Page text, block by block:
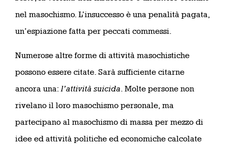
nel masochismo. L’insuccesso è una penalità pagata,
un’espiazione fatta per peccati commessi.
Numerose altre forme di attività masochistiche
possono essere citate. Sarà sufficiente citarne
ancora una: l’attività suicida. Molte persone non
rivelano il loro masochismo personale, ma
partecipano al masochismo di massa per mezzo di
idee ed attività politiche ed economiche calcolate